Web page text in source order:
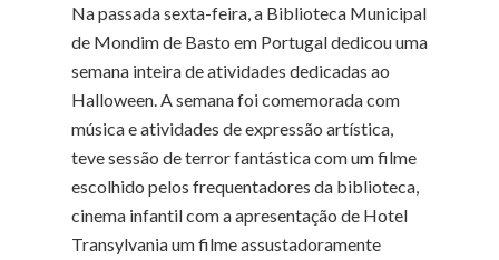
Na passada sexta-feira, a Biblioteca Municipal
de Mondim de Basto em Portugal dedicou uma
semana inteira de atividades dedicadas ao
Halloween. A semana foi comemorada com
música e atividades de expressão artística,
teve sessão de terror fantástica com um filme
escolhido pelos frequentadores da biblioteca,
cinema infantil com a apresentação de Hotel
Transylvania um filme assustadoramente